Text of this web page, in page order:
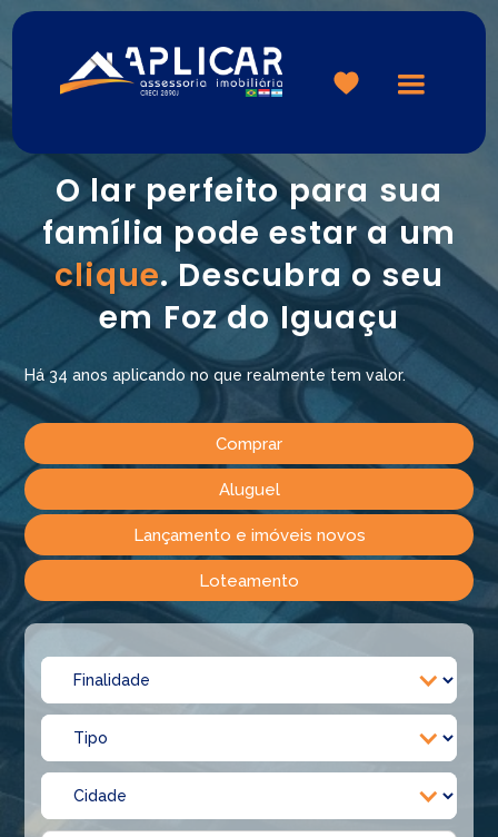
O lar perfeito para sua
família pode estar a um
clique. Descubra o seu
em Foz do Iguaçu
Há34 anos aplicando no que realmente tem valor.
Comprar
Aluguel
Lançamento e imóveis novos
Loteamento